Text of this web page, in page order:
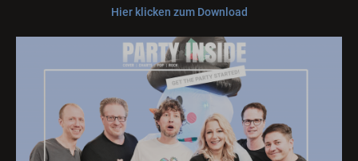
Hier klicken zum Download